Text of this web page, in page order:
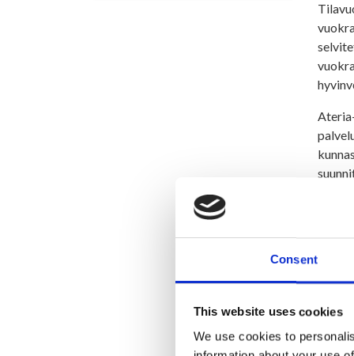
Consent
This website uses cookies
We use cookies to
Tätä